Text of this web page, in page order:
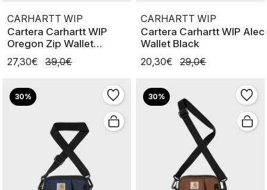
CARHARTT WIP
Cartera Carhartt WIP
Oregon Zip Wallet
SSBordeaux
27,30€ 39,0€
CARHARTT WIP
Cartera Carhartt WIP Alec
Wallet Black
20,30€
29,0€
30% 30%